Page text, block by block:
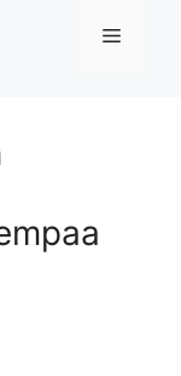
Valikko